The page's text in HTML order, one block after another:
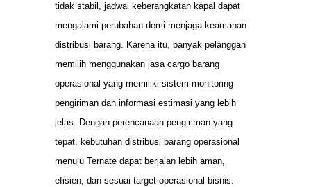
tidak stabil, jadwal keberangkatan kapal dapat
mengalami perubahan demi menjaga keamanan
distribusi barang. Karena itu, banyak pelanggan
memilih menggunakan jasa cargo barang
operasional yang memiliki sistem monitoring
pengiriman dan informasi estimasi yang lebih
jelas. Dengan perencanaan pengiriman yang
tepat, kebutuhan distribusi barang operasional
menuju Ternate dapat berjalan lebih aman,
efisien, dan sesuai target operasional bisnis.